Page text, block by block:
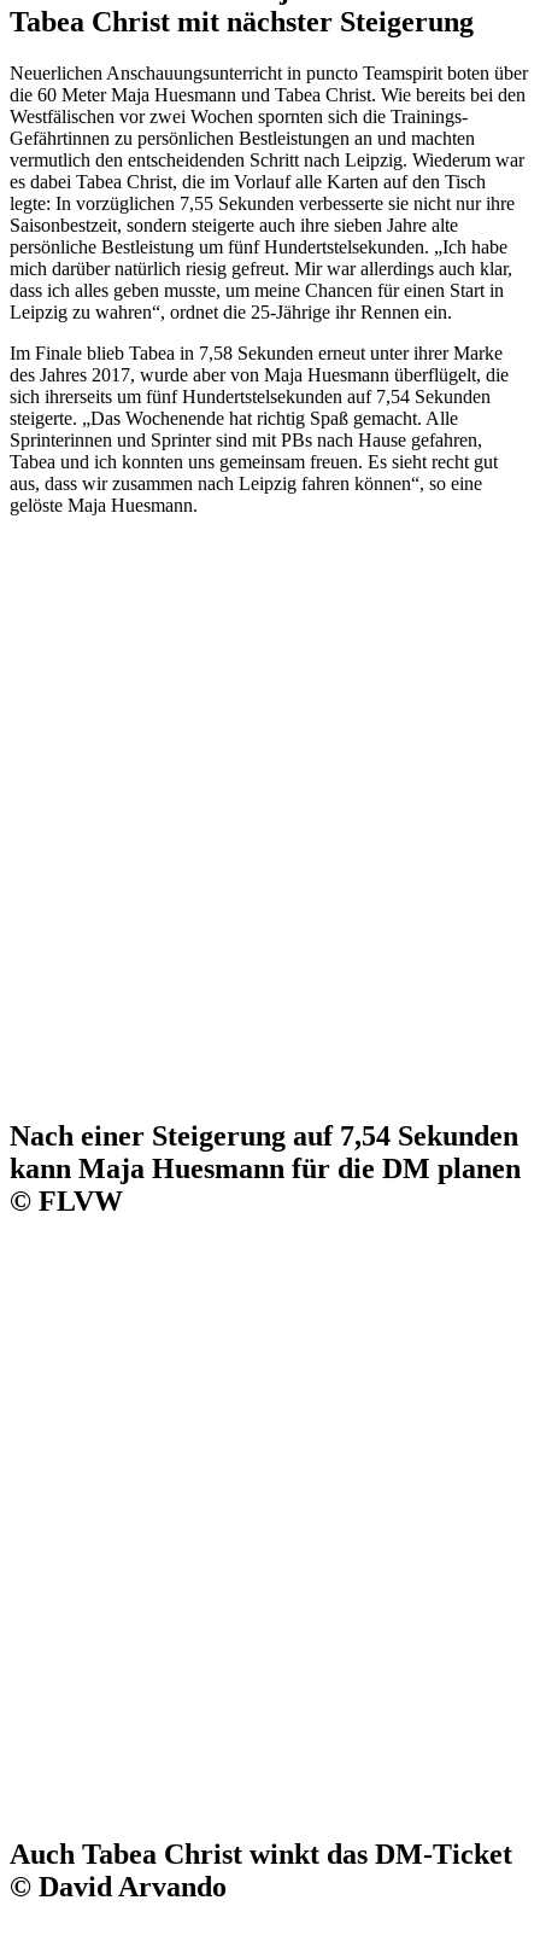
Tabea Christ mit nächster Steigerung
Neuerlichen Anschauungsunterricht in puncto Teamspirit boten über
die 60 Meter Maja Huesmann und Tabea Christ. Wie bereits bei den
Westfälischen vor zwei Wochen spornten sich die Trainings-
Gefährtinnen zu persönlichen Bestleistungen an und machten
vermutlich den entscheidenden Schritt nach Leipzig. Wiederum war
es dabei Tabea Christ, die im Vorlauf alle Karten auf den Tisch
legte: In vorzüglichen 7,55 Sekunden verbesserte sie nicht nur ihre
Saisonbestzeit, sondern steigerte auch ihre sieben Jahre alte
persönliche Bestleistung um fünf Hundertstelsekunden. „Ich habe
mich darüber natürlich riesig gefreut. Mir war allerdings auch klar,
dass ich alles geben musste, um meine Chancen für einen Start in
Leipzig zu wahren“, ordnet die 25-Jährige ihr Rennen ein.
Im Finale blieb Tabea in 7,58 Sekunden erneut unter ihrer Marke
des Jahres 2017, wurde aber von Maja Huesmann überflügelt, die
sich ihrerseits um fünf Hundertstelsekunden auf 7,54 Sekunden
steigerte. „Das Wochenende hat richtig Spaß gemacht. Alle
Sprinterinnen und Sprinter sind mit PBs nach Hause gefahren,
Tabea und ich konnten uns gemeinsam freuen. Es sieht recht gut
aus, dass wir zusammen nach Leipzig fahren können“, so eine
gelöste Maja Huesmann.
Nach einer Steigerung auf 7,54 Sekunden
kann Maja Huesmann für die DM planen
© FLVW
Auch Tabea Christ winkt das DM-Ticket
© David Arvando